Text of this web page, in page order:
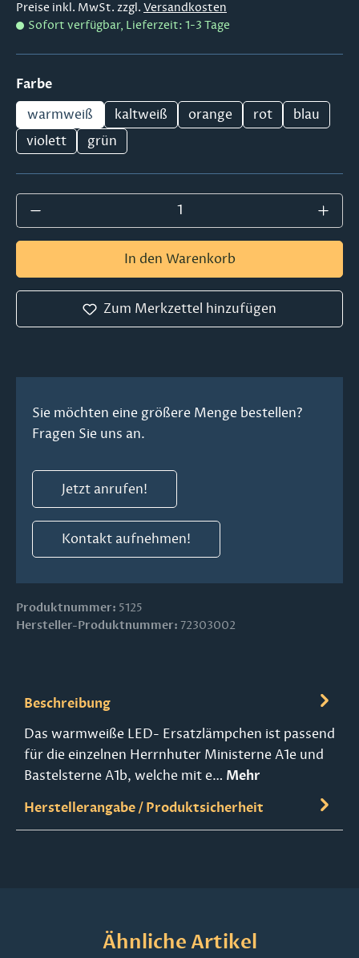
Preise inkl. MwSt. zzgl. Versandkosten
Sofort verfügbar, Lieferzeit: 1-3 Tage
Farbeauswählen
warmweiß
kaltweiß orange rot
blau
violett
grün
Produkt Anzahl: Gib den gewünschten
In den Warenkorb
Zum Merkzettel hinzufügen
Sie möchten eine größere Menge bestellen?
Fragen Sie uns an.
Jetzt anrufen!
Kontakt aufnehmen!
Produktnummer: 5125
Hersteller-Produktnummer: 72303002
Beschreibung
Das warmweiße LED- Ersatzlämpchen ist passend
für die einzelnen Herrnhuter Ministerne A1e und
Bastelsterne A1b, welche mit e… Mehr
Herstellerangabe / Produktsicherheit
Produktgalerie überspringen
Ähnliche Artikel